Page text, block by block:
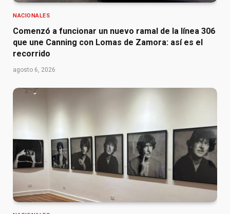
NACIONALES
Comenzó a funcionar un nuevo ramal de la línea 306
que une Canning con Lomas de Zamora: así es el
recorrido
agosto 6, 2026